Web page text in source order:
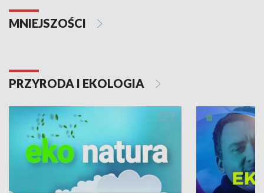
MNIEJSZOŚCI
PRZYRODA I EKOLOGIA